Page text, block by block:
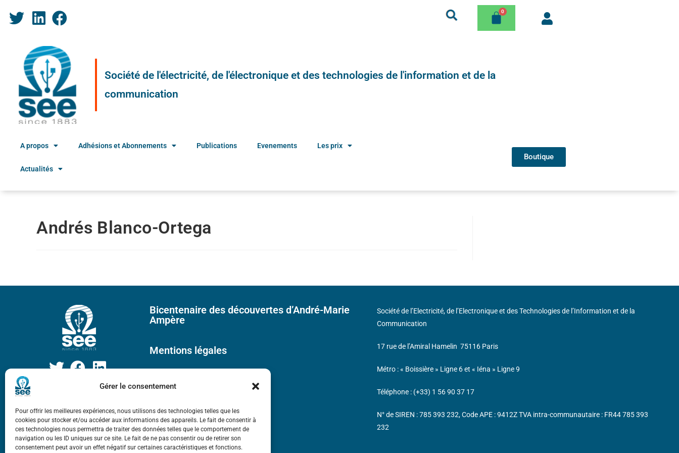
Gérer le consentement
Pour offrir les meilleures expériences, nous utilisons des technologies telles que les
cookies pour stocker et/ou accéder aux informations des appareils. Le fait de consentir à
ces technologies nous permettra de traiter des données telles que le comportement de
navigation ou les ID uniques sur ce site. Le fait de ne pas consentir ou de retirer son
consentement peut avoir un effet négatif sur certaines caractéristiques et fonctions.
Société de l'électricité, de l'électronique et des technologies de l'information et de la
communication
A propos Adhésions et Abonnements Publications Evenements Les prix
Actualités
Boutique
Andrés Blanco-Ortega
Bicentenaire des découvertes d’André-Marie
Ampère
Mentions légales
Société de l’Electricité, de l’Electronique et des Technologies de l’Information et de la
Communication
17 rue de l’Amiral Hamelin 75116 Paris
Métro : « Boissière » Ligne 6 et « Iéna » Ligne 9
Téléphone : (+33) 1 56 90 37 17
N° de SIREN : 785 393 232, Code APE : 9412Z TVA intra-communautaire : FR44 785 393
232